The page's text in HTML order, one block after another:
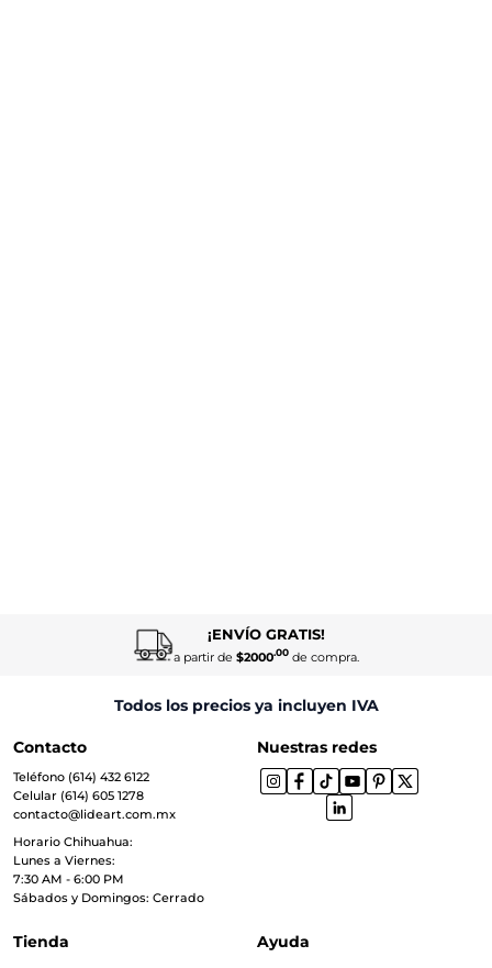
¡ENVÍO GRATIS!
a partir de $2000.00de compra.
Todos los precios ya incluyen IVA
Contacto
Teléfono (614) 432 6122
Celular (614) 605 1278
contacto@lideart.com.mx
Horario Chihuahua:
Lunes a Viernes:
7:30 AM - 6:00 PM
Sábados y Domingos: Cerrado
Nuestras redes
Tienda Ayuda